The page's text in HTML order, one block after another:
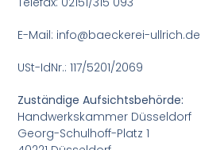
E-Mail: info@baeckerei-ullrich.de
USt-IdNr.: 117/5201/2069
Zuständige Aufsichtsbehörde:
Handwerkskammer Düsseldorf
Georg-Schulhoff-Platz 1